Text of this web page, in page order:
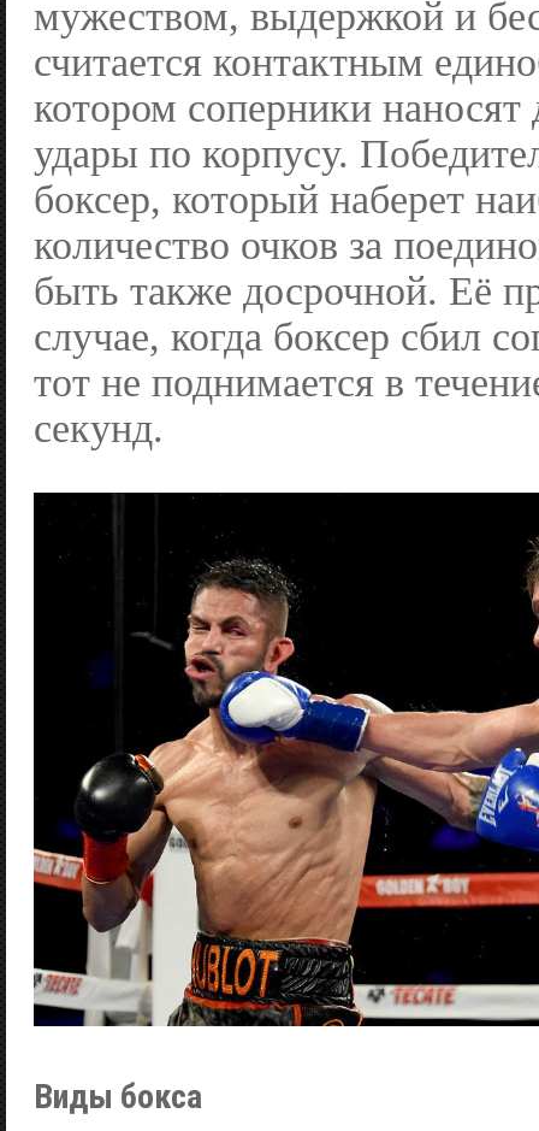
мужеством, выдержкой и
считается контактным
котором соперники наносят
удары по корпусу.
боксер, который наберет
количество очков за
быть также досрочной. Её
случае, когда боксер сбил
тот не поднимается в
секунд.
Виды бокса